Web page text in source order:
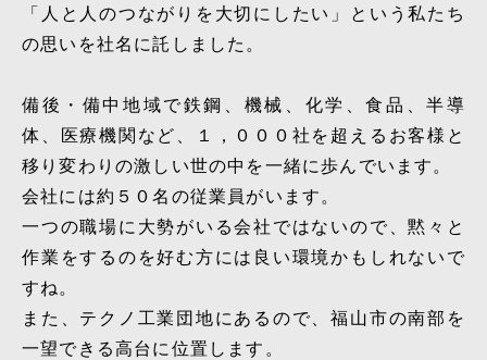
「人と人のつながりを大切にしたい」という私たち
の思いを社名に託しました。
備後・備中地域で鉄鋼、機械、化学、食品、半導
体、医療機関など、１，０００社を超えるお客様と
移り変わりの激しい世の中を一緒に歩んでいます。
会社には約５０名の従業員がいます。
一つの職場に大勢がいる会社ではないので、黙々と
作業をするのを好む方には良い環境かもしれないで
すね。
また、テクノ工業団地にあるので、福山市の南部を
一望できる高台に位置します。